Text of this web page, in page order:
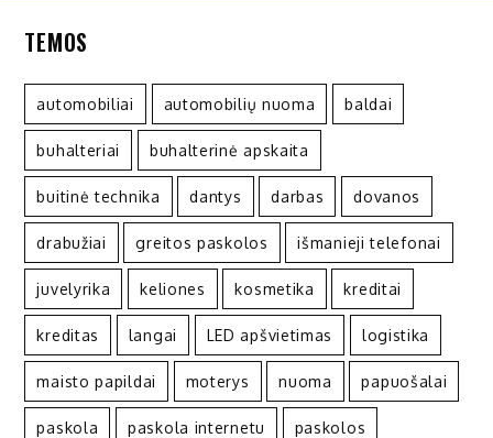
TEMOS
automobiliai automobilių nuoma baldai
buhalteriai buhalterinė apskaita
buitinė technika dantys darbas dovanos
drabužiai greitos paskolos išmanieji telefonai
juvelyrika keliones kosmetika kreditai
kreditas langai LED apšvietimas logistika
maisto papildai moterys nuoma papuošalai
paskola paskola internetu paskolos